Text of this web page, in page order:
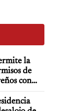
la
de
con